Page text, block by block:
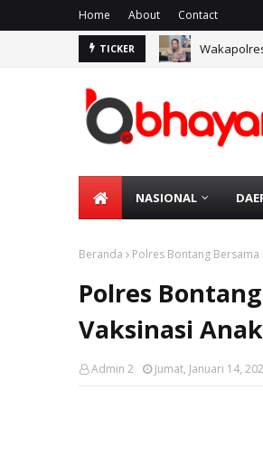
Home About Contact
TICKER
NASIONAL
Beranda Polres Bontang Bersama
Polres
Vaksinasi
Admin 2 Jumat, Januari 14,